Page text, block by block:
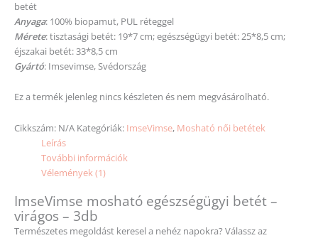
betét
Anyaga: 100% biopamut, PUL réteggel
Mérete: tisztasági betét: 19*7 cm; egészségügyi betét: 25*8,5 cm;
éjszakai betét: 33*8,5 cm
Gyártó: Imsevimse, Svédország
Ez a termék jelenleg nincs készleten és nem megvásárolható.
Cikkszám: N/A Kategóriák: ImseVimse, Mosható női betétek
Leírás
További információk
Vélemények (1)
ImseVimse mosható egészségügyi betét –
virágos – 3db
Természetes megoldást keresel a nehéz napokra? Válassz az